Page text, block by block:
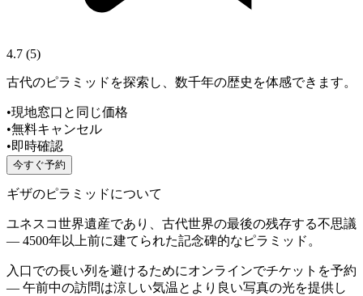
4.7 (5)
古代のピラミッドを探索し、数千年の歴史を体感できます。
•現地窓口と同じ価格
•無料キャンセル
•即時確認
今すぐ予約
ギザのピラミッドについて
ユネスコ世界遺産であり、古代世界の最後の残存する不思議
— 4500年以上前に建てられた記念碑的なピラミッド。
入口での長い列を避けるためにオンラインでチケットを予約
— 午前中の訪問は涼しい気温とより良い写真の光を提供し